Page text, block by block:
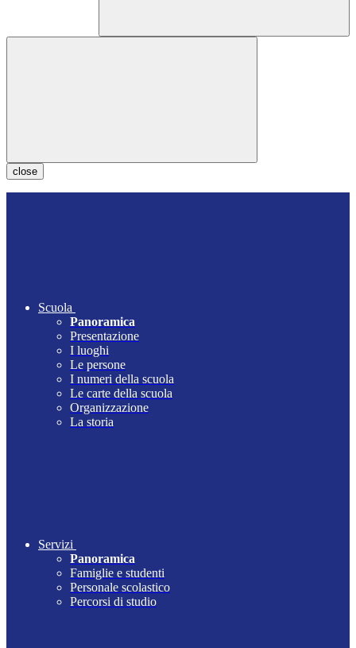
close
Scuola
Panoramica
Presentazione
I luoghi
Le persone
I numeri della scuola
Le carte della scuola
Organizzazione
La storia
Servizi
Panoramica
Famiglie e studenti
Personale scolastico
Percorsi di studio